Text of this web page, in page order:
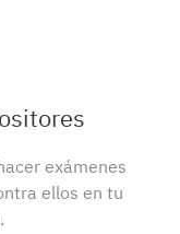
exámenes
ellos en tu